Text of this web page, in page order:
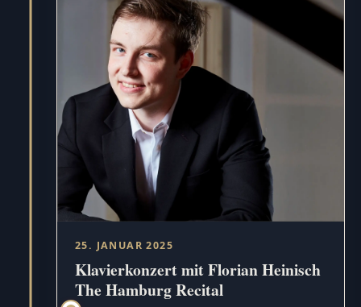
25. JANUAR 2025
Klavierkonzert mit Florian Heinisch
The Hamburg Recital